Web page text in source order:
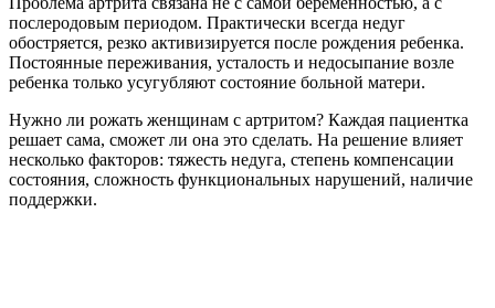
послеродовым периодом. Практически всегда недуг
обостряется, резко активизируется после рождения ребенка.
Постоянные переживания, усталость и недосыпание возле
ребенка только усугубляют состояние больной матери.
Нужно ли рожать женщинам с артритом? Каждая пациентка
решает сама, сможет ли она это сделать. На решение влияет
несколько факторов: тяжесть недуга, степень компенсации
состояния, сложность функциональных нарушений, наличие
поддержки.